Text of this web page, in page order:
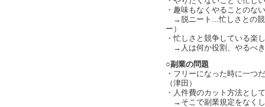
・趣味もなくやることのな
→脱ニート...忙しさとの競
ー）
・忙しさと競争している楽
→人は何か役割、やるべき
○副業の問題
・フリーになった時に一つ
（津田）
・人件費のカット方法とし
→そこで副業規定をなく